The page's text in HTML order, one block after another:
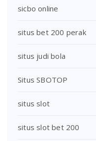
sicbo online
situs bet 200 perak
situs judi bola
Situs SBOTOP
situs slot
situs slot bet 200